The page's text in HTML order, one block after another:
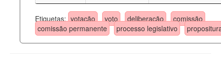
Etiquetas: votação voto deliberação
comissão
comissão permanente
processo legislativo